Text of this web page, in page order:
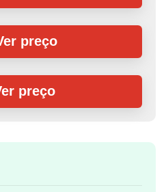
preço
preço